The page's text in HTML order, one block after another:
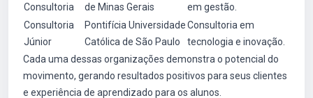
Consultoria
de Minas Gerais
em gestão.
Consultoria
Júnior
Pontifícia Universidade
Católica de São Paulo
Consultoria em
tecnologia e inovação.
Cada uma dessas organizações demonstra o potencial do
movimento, gerando resultados positivos para seus clientes
e experiência de aprendizado para os alunos.